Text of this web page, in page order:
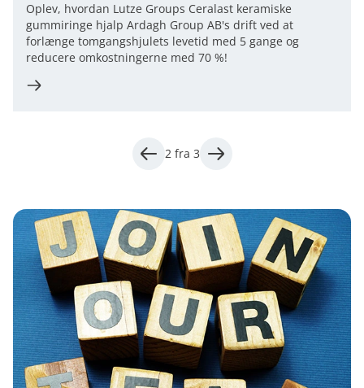
Oplev, hvordan Lutze Groups Ceralast keramiske
gummiringe hjalp Ardagh Group AB's drift ved at
forlænge tomgangshjulets levetid med 5 gange og
reducere omkostningerne med 70 %!
2 fra 3